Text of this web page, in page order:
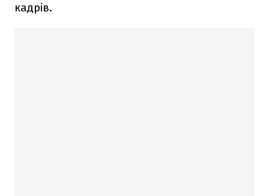
кадрів.